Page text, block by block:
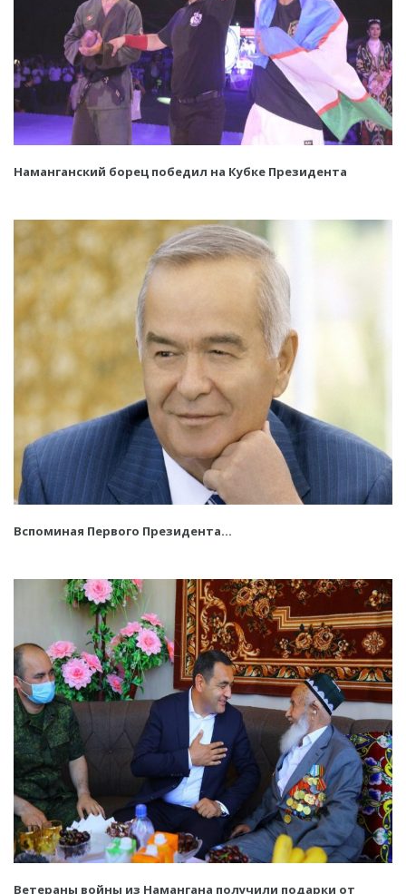
Наманганский борец победил на Кубке Президента
Вспоминая Первого Президента...
Ветераны войны из Намангана получили подарки от